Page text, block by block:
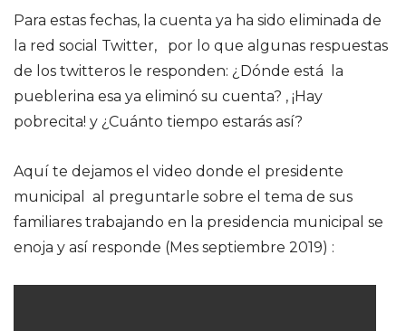
Para estas fechas, la cuenta ya ha sido eliminada de
la red social Twitter, por lo que algunas respuestas
de los twitteros le responden: ¿Dónde está la
pueblerina esa ya eliminó su cuenta? , ¡Hay
pobrecita! y ¿Cuánto tiempo estarás así?
Aquí te dejamos el video donde el presidente
municipal al preguntarle sobre el tema de sus
familiares trabajando en la presidencia municipal se
enoja y así responde (Mes septiembre 2019) :